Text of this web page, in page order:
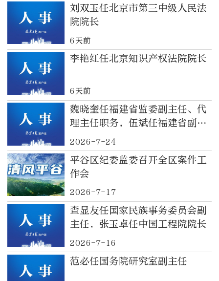
刘双玉任北京市第三中级人民法
院院长
6天前
李艳红任北京知识产权法院院长
6天前
魏晓奎任福建省监委副主任、代
理主任职务，伍斌任福建省副省
长
2026-7-24
平谷区纪委监委召开全区案件工
作会
2026-7-17
查显友任国家民族事务委员会副
主任，张玉卓任中国工程院院长
2026-7-16
范必任国务院研究室副主任